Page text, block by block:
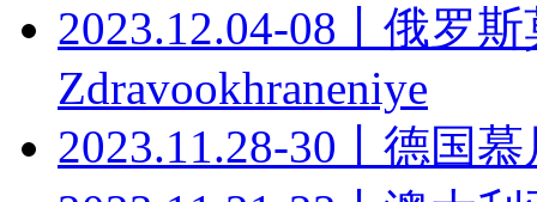
2023.12.04-08丨俄罗
Zdravookhraneniye
2023.11.28-30丨德国